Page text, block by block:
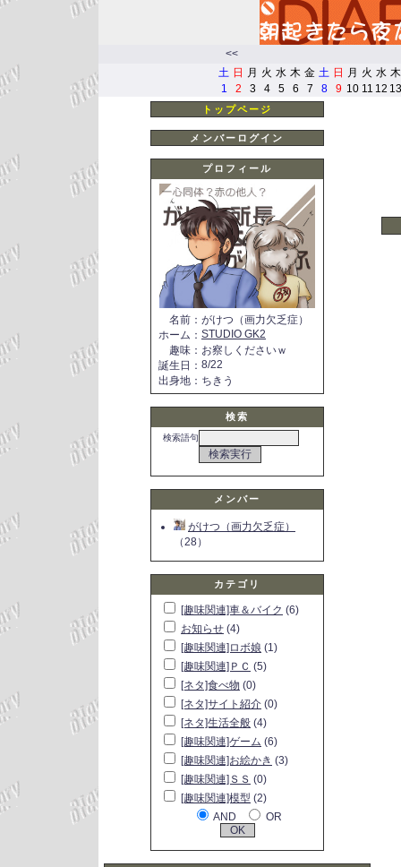
<<
土 日 月 火 水 木 金 土 日 月 火 水 木
1
2 3 4 5 6 7 8 9 10 11 12 13
トップページ
メンバーログイン
プロフィール
名前 ： がけつ（画力欠乏症）
ホーム ： STUDIO GK2
趣味 ： お察しくださいｗ
誕生日 ： 8/22
出身地 ： ちきう
検索
検索語句
メンバー
がけつ（画力欠乏症）
（28）
カテゴリ
[趣味関連]車＆バイク (6)
お知らせ (4)
[趣味関連]ロボ娘 (1)
[趣味関連]ＰＣ (5)
[ネタ]食べ物 (0)
[ネタ]サイト紹介 (0)
[ネタ]生活全般 (4)
[趣味関連]ゲーム (6)
[趣味関連]お絵かき (3)
[趣味関連]ＳＳ (0)
[趣味関連]模型 (2)
AND
OR